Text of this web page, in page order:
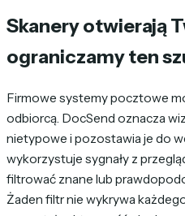
Skanery otwierają
ograniczamy ten
Firmowe systemy pocztowe
odbiorcą. DocSend oznacza
nietypowe i pozostawia je do
wykorzystuje sygnały z
filtrować znane lub
Żaden filtr nie wykrywa